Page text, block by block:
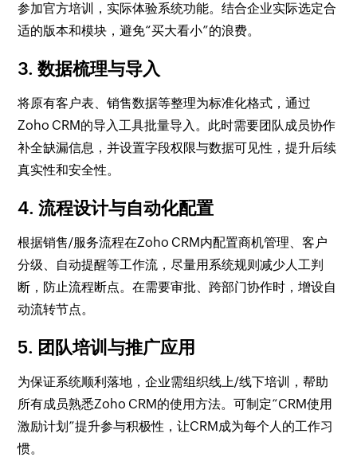
参加官方培训，实际体验系统功能。结合企业实际选定合
适的版本和模块，避免“买大看小”的浪费。
3. 数据梳理与导入
将原有客户表、销售数据等整理为标准化格式，通过
Zoho CRM的导入工具批量导入。此时需要团队成员协作
补全缺漏信息，并设置字段权限与数据可见性，提升后续
真实性和安全性。
4. 流程设计与自动化配置
根据销售/服务流程在Zoho CRM内配置商机管理、客户
分级、自动提醒等工作流，尽量用系统规则减少人工判
断，防止流程断点。在需要审批、跨部门协作时，增设自
动流转节点。
5. 团队培训与推广应用
为保证系统顺利落地，企业需组织线上/线下培训，帮助
所有成员熟悉Zoho CRM的使用方法。可制定“CRM使用
激励计划”提升参与积极性，让CRM成为每个人的工作习
惯。